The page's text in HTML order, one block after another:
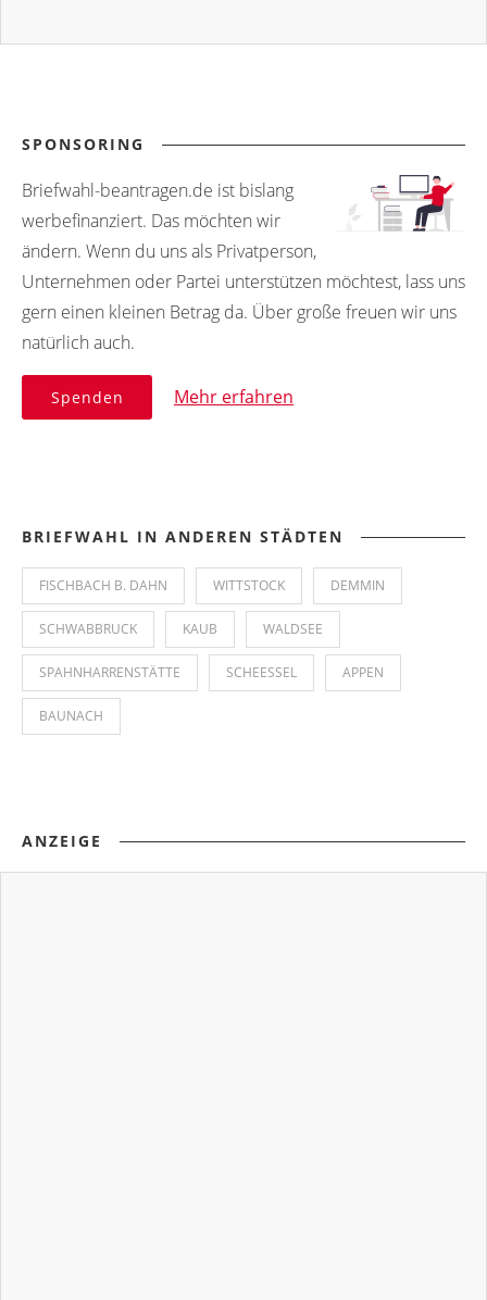
SPONSORING
Briefwahl-beantragen.de ist bislang
werbefinanziert. Das möchten wir
ändern. Wenn du uns als Privatperson,
Unternehmen oder Partei unterstützen möchtest, lass uns
gern einen kleinen Betrag da. Über große freuen wir uns
natürlich auch.
Spenden Mehr erfahren
BRIEFWAHL IN ANDEREN STÄDTEN
FISCHBACH B. DAHN WITTSTOCK DEMMIN
SCHWABBRUCK KAUB WALDSEE
SPAHNHARRENSTÄTTE SCHEESSEL APPEN
BAUNACH
ANZEIGE